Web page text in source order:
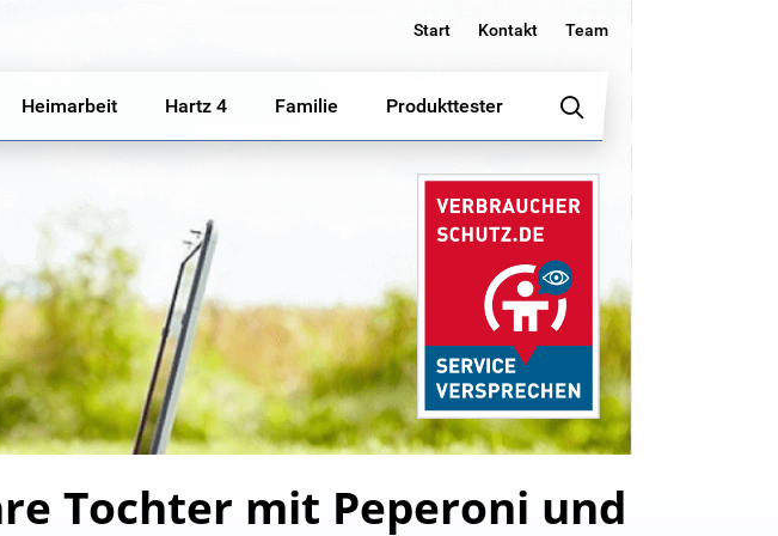
Start Kontakt Team
Heimarbeit Hartz 4 Familie Produkttester
Tochter mit Peperoni und